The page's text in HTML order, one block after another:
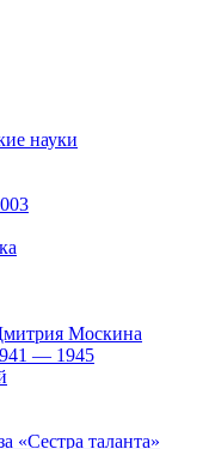
науки
Москина
— 1945
«Сестра таланта»